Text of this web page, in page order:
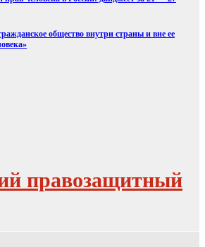
общество внутри страны и вне ее
правозащитный